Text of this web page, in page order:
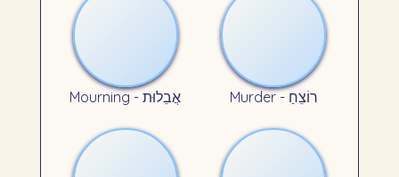
Mourning - אֲבֵלוּת Murder - רוֹצֵחַ